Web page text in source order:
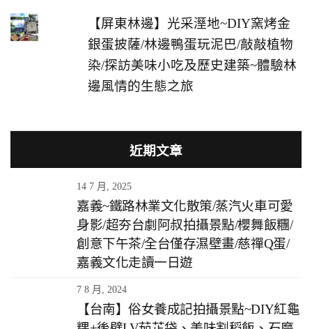
【屏東林邊】光采溼地~DIY窯烤金
銀蛋披薩/林邊鴨蛋玩泥巴/敲敲植物
染/探訪美味小吃及歷史建築~體驗林
邊風情的生態之旅
近期文章
14 7 月, 2025
嘉義~鐵路林業文化散策/蒸汽火車可愛
身影/超夯台劇阿叔拍攝景點/櫻舞飯糰/
創意下午茶/全台僅存濕壁畫/慈禪Q蛋/
嘉義文化走讀一日遊
7 8 月, 2024
【台南】俗女養成記拍攝景點~DIY紅龜